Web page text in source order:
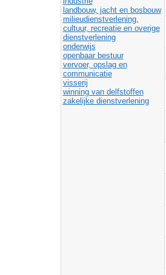
landbouw, jacht en bosbouw
milieudienstverlening,
cultuur, recreatie en overige
dienstverlening
onderwijs
openbaar bestuur
vervoer, opslag en
communicatie
visserij
winning van delfstoffen
zakelijke dienstverlening